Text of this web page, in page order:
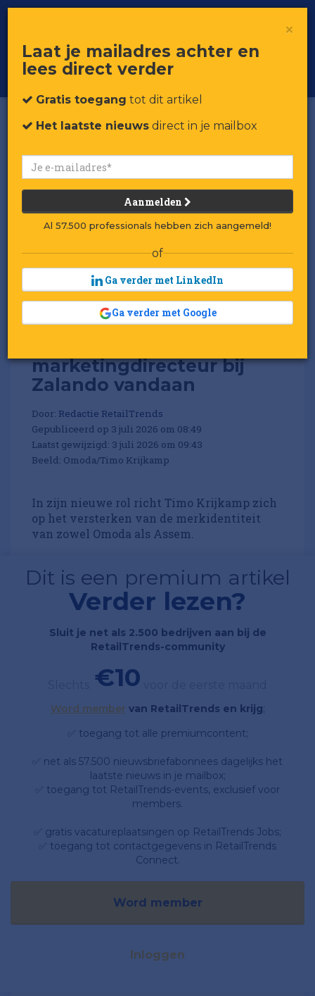
Voor professionals in retail & brands
Toggle
marketingdirecteur bij
Zalando vandaan
Door: Redactie RetailTrends
Gepubliceerd op 3 juli 2026 om 08:49
Laatst gewijzigd: 3 juli 2026 om 09:43
Beeld: Omoda/Timo Krijkamp
In zijn nieuwe rol richt Timo Krijkamp zich
op het versterken van de merkidentiteit
van zowel Omoda als Assem.
Dit is een premium artikel
Verder lezen?
Sluit je net als 2.500 bedrijven aan bij de
RetailTrends-community
€10
Word member van RetailTrends en krijg;
✅ toegang tot alle premiumcontent;
✅ net als 57.500 nieuwsbriefabonnees dagelijks het
laatste nieuws in je mailbox;
✅ toegang tot RetailTrends-events, exclusief voor
members.
✅ gratis vacatureplaatsingen op RetailTrends Jobs;
✅ toegang tot contactgegevens in RetailTrends
Connect.
Word member
Inloggen
×
Laat je mailadres achter en
lees direct verder
Gratis toegang tot dit artikel
Het laatste nieuws direct in je mailbox
Aanmelden
Al 57.500 professionals hebben zich aangemeld!
of
Ga verder met LinkedIn
Ga verder met Google